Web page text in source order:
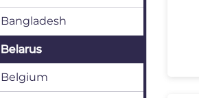
Bangladesh
Belarus
Belgium